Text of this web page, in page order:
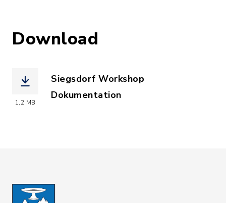
Download
1,2 MB
Siegsdorf Workshop
Dokumentation